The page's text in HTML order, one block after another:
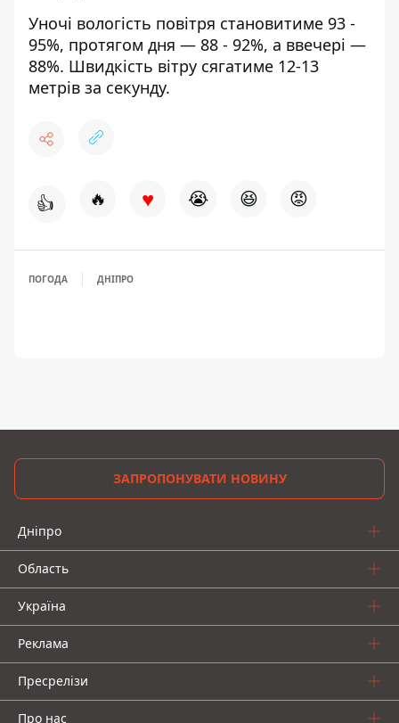
Уночі вологість повітря становитиме 93 -
95%, протягом дня — 88 - 92%, а ввечері —
88%. Швидкість вітру сягатиме 12-13
метрів за секунду.
👍 🔥 ♥ 😭 😆 😡
ПОГОДА ДНІПРО
ЗАПРОПОНУВАТИ НОВИНУ
Дніпро
Область
Україна
Реклама
Пресрелізи
Про нас